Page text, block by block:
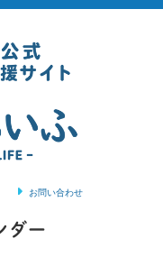
お問い合わせ
ダー